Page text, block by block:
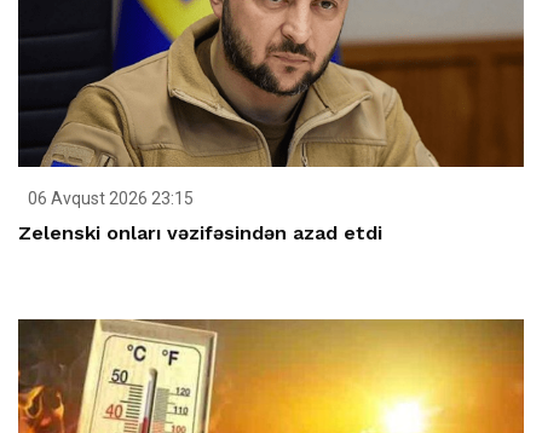
06 Avqust 2026 23:15
Zelenski onları vəzifəsindən azad etdi